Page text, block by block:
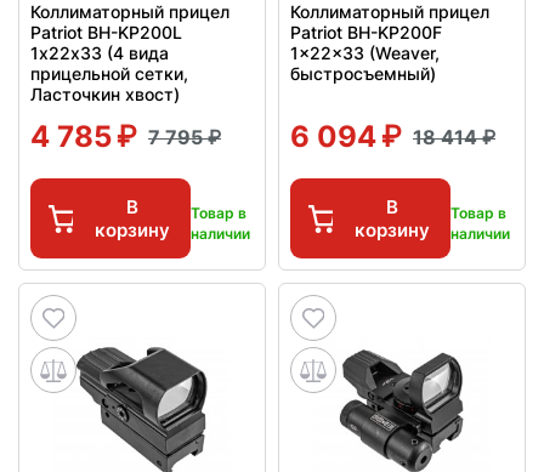
Коллиматорный прицел
Patriot BH-KP200L
1х22х33 (4 вида
прицельной сетки,
Ласточкин хвост)
4 785 7 795
В
корзину
Товар в
наличии
Коллиматорный прицел
Patriot BH-KP200F
1x22x33 (Weaver,
быстросъемный)
6 094 18 414
В
корзину
Товар в
наличии